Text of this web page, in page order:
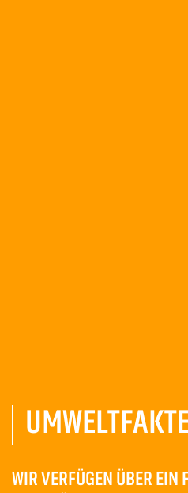
WIR VERFÜGEN ÜBER EIN